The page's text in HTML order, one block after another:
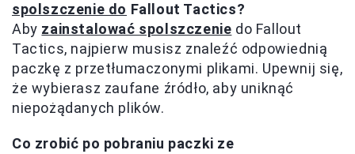
spolszczenie do Fallout Tactics?
Aby zainstalować spolszczenie do Fallout
Tactics, najpierw musisz znaleźć odpowiednią
paczkę z przetłumaczonymi plikami. Upewnij się,
że wybierasz zaufane źródło, aby uniknąć
niepożądanych plików.
Co zrobić po pobraniu paczki ze